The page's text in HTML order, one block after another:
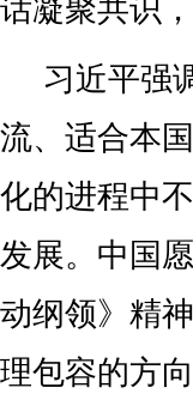
话凝聚共识
习近平强
流、适合本
化的进程中
发展。中国
动纲领》精
理包容的方